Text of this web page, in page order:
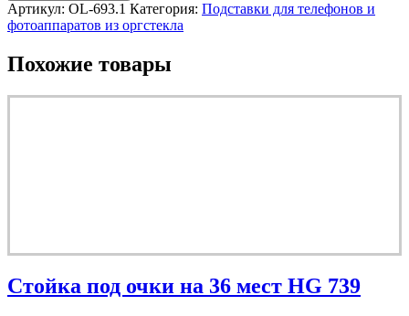
Артикул: OL-693.1 Категория: Подставки для телефонов и
фотоаппаратов из оргстекла
Похожие товары
Стойка под очки на 36 мест HG 739